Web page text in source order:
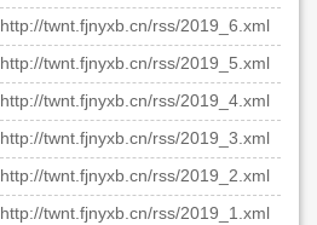
http://twnt.fjnyxb.cn/rss/2019_6.xml
http://twnt.fjnyxb.cn/rss/2019_5.xml
http://twnt.fjnyxb.cn/rss/2019_4.xml
http://twnt.fjnyxb.cn/rss/2019_3.xml
http://twnt.fjnyxb.cn/rss/2019_2.xml
http://twnt.fjnyxb.cn/rss/2019_1.xml